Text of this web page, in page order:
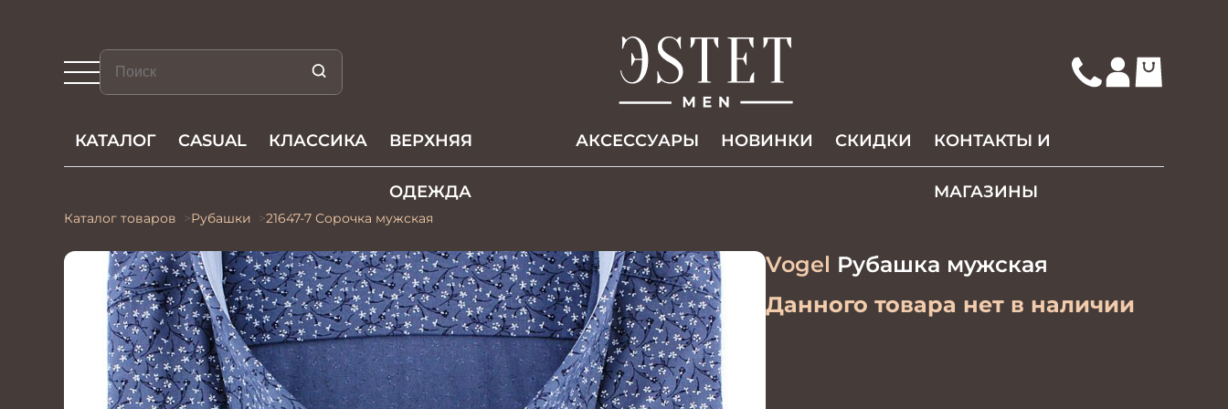
КАТАЛОГ CASUAL КЛАССИКА ВЕРХНЯЯ
ОДЕЖДА
АКCЕССУАРЫ НОВИНКИ СКИДКИ КОНТАКТЫ И
МАГАЗИНЫ
Каталог товаров Рубашки 21647-7 Сорочка мужская
Vogel Рубашка мужская
Данного товара нет в наличии